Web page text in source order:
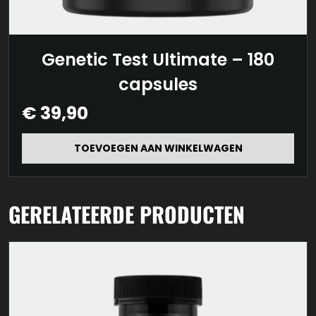
Genetic Test Ultimate – 180
capsules
€ 39,90
TOEVOEGEN AAN WINKELWAGEN
GERELATEERDE PRODUCTEN